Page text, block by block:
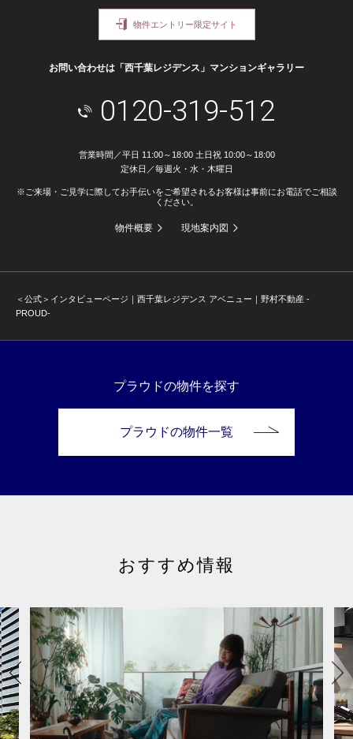
＜公式＞インタビューページ｜西千葉レジデンス アベニュー｜野村不動産 -
PROUD-
物件エントリー限定サイト
お問い合わせは「西千葉レジデンス」マンションギャラリー
0120-319-512
営業時間／平日 11:00～18:00 土日祝 10:00～18:00
定休日／毎週火・水・木曜日
※ご来場・ご見学に際してお手伝いをご希望されるお客様は事前にお電話でご相談
ください。
物件概要 現地案内図
プラウドの物件を探す
プラウドの物件一覧
おすすめ情報